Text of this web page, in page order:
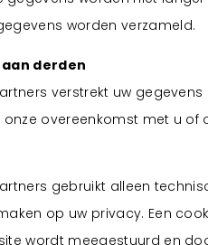
worden verzameld.
derden
verstrekt uw
overeenkomst met u
gebruikt alleen
op uw privacy. Een
wordt meegestuurd en